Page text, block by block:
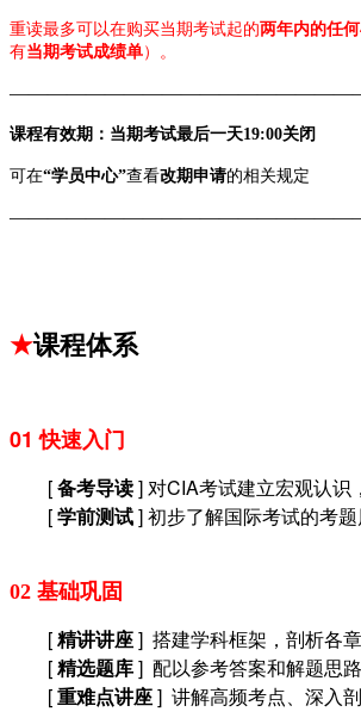
重读最多可以在购买当期考试起的两年内的任
有当期考试成绩单）。
课程有效期：当期考试最后一天19:00关闭
可在“学员中心”查看改期申请的相关规定
★课程体系
01 快速入门
[备考导读] 对CIA考试建立宏观认识
[学前测试] 初步了解国际考试的考
02 基础巩固
[精讲讲座] 搭建学科框架，剖析各
[精选题库] 配以参考答案和解题思
[重难点讲座] 讲解高频考点、深入